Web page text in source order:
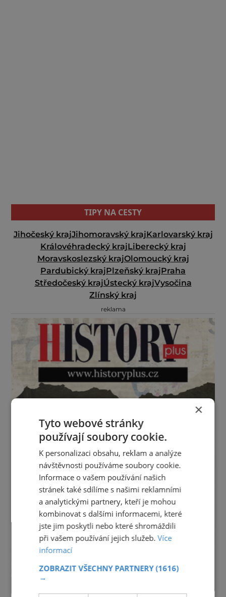
TIPY NA CESTY
Jihočeský krajJihomoravský krajKarlovarský kraj
Královéhradecký krajLiberecký kraj
Moravskoslezský krajOlomoucký kraj
Pardubický krajPlzeňský krajPraha
Středočeský krajÚstecký krajVysočina
Zlínský kraj
reklama
×
Tyto webové stránky
používají soubory cookie.
K personalizaci obsahu, reklam a analýze
návštěvnosti používáme soubory cookie.
Informace o vašem používání našich
stránek také sdílíme s našimi reklamními
a analytickými partnery, kteří je mohou
kombinovat s dalšími informacemi, které
jste jim poskytli nebo které shromáždili
při vašem používání jejich služeb.Více
informací
ZOBRAZIT VŠECHNY PARTNERY(1616)
→